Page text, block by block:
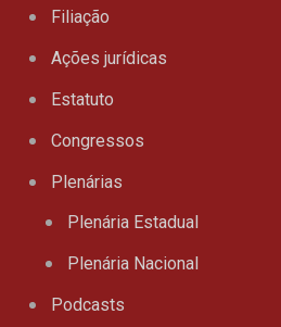
Filiação
Ações jurídicas
Estatuto
Congressos
Plenárias
Plenária Estadual
Plenária Nacional
Podcasts